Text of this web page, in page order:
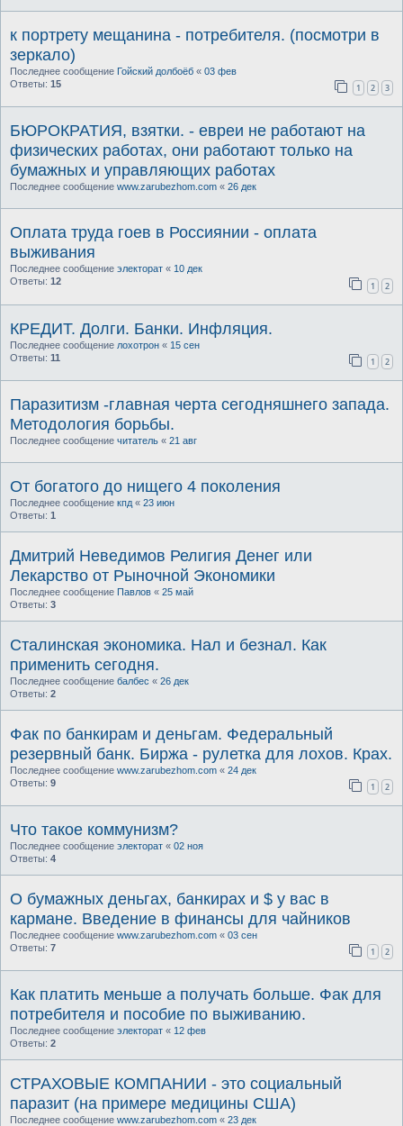
к портрету мещанина - потребителя. (посмотри в
зеркало)
Последнее сообщение Гойский долбоёб « 03 фев
Ответы: 15 1 2 3
БЮРОКРАТИЯ, взятки. - евреи не работают на
физических работах, они работают только на
бумажных и управляющих работах
Последнее сообщение www.zarubezhom.com « 26 дек
Оплата труда гоев в Россиянии - оплата
выживания
Последнее сообщение электорат « 10 дек
Ответы: 12 1 2
КРЕДИТ. Долги. Банки. Инфляция.
Последнее сообщение лохотрон « 15 сен
Ответы: 11 1 2
Паразитизм -главная черта сегодняшнего запада.
Методология борьбы.
Последнее сообщение читатель « 21 авг
От богатого до нищего 4 поколения
Последнее сообщение кпд « 23 июн
Ответы: 1
Дмитрий Неведимов Религия Денег или
Лекарство от Рыночной Экономики
Последнее сообщение Павлов « 25 май
Ответы: 3
Сталинская экономика. Нал и безнал. Как
применить сегодня.
Последнее сообщение балбес « 26 дек
Ответы: 2
Фак по банкирам и деньгам. Федеральный
резервный банк. Биржа - рулетка для лохов. Крах.
Последнее сообщение www.zarubezhom.com « 24 дек
Ответы: 9 1 2
Что такое коммунизм?
Последнее сообщение электорат « 02 ноя
Ответы: 4
О бумажных деньгах, банкирах и $ у вас в
кармане. Введение в финансы для чайников
Последнее сообщение www.zarubezhom.com « 03 сен
Ответы: 7 1 2
Как платить меньше а получать больше. Фак для
потребителя и пособие по выживанию.
Последнее сообщение электорат « 12 фев
Ответы: 2
СТРАХОВЫЕ КОМПАНИИ - это социальный
паразит (на примере медицины США)
Последнее сообщение www.zarubezhom.com « 23 дек